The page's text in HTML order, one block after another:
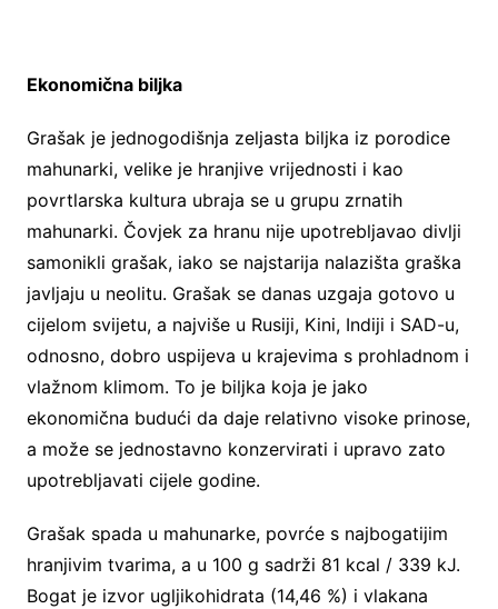
Ekonomična biljka
Grašak je jednogodišnja zeljasta biljka iz porodice
mahunarki, velike je hranjive vrijednosti i kao
povrtlarska kultura ubraja se u grupu zrnatih
mahunarki. Čovjek za hranu nije upotrebljavao divlji
samonikli grašak, iako se najstarija nalazišta graška
javljaju u neolitu. Grašak se danas uzgaja gotovo u
cijelom svijetu, a najviše u Rusiji, Kini, Indiji i SAD-u,
odnosno, dobro uspijeva u krajevima s prohladnom i
vlažnom klimom. To je biljka koja je jako
ekonomična budući da daje relativno visoke prinose,
a može se jednostavno konzervirati i upravo zato
upotrebljavati cijele godine.
Grašak spada u mahunarke, povrće s najbogatijim
hranjivim tvarima, a u 100 g sadrži 81 kcal / 339 kJ.
Bogat je izvor ugljikohidrata (14,46 %) i vlakana